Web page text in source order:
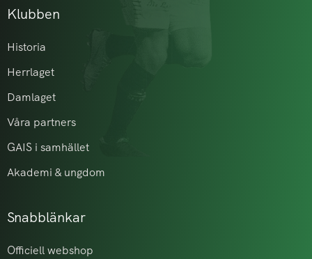
Klubben
Historia
Herrlaget
Damlaget
Våra partners
GAIS i samhället
Akademi & ungdom
Snabblänkar
Officiell webshop